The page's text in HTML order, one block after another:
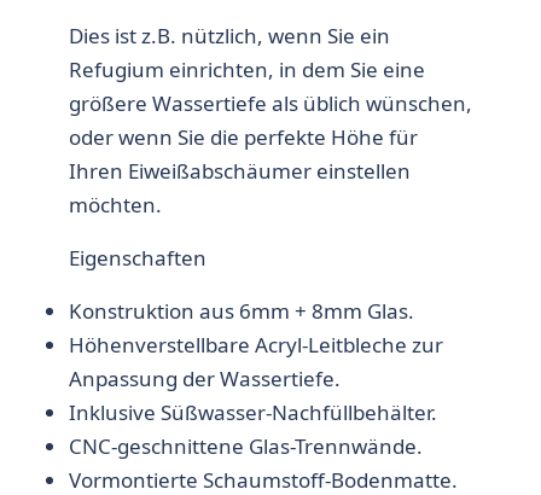
Dies ist z.B. nützlich, wenn Sie ein
Refugium einrichten, in dem Sie eine
größere Wassertiefe als üblich wünschen,
oder wenn Sie die perfekte Höhe für
Ihren Eiweißabschäumer einstellen
möchten.
Eigenschaften
Konstruktion aus 6mm + 8mm Glas.
Höhenverstellbare Acryl-Leitbleche zur
Anpassung der Wassertiefe.
Inklusive Süßwasser-Nachfüllbehälter.
CNC-geschnittene Glas-Trennwände.
Vormontierte Schaumstoff-Bodenmatte.